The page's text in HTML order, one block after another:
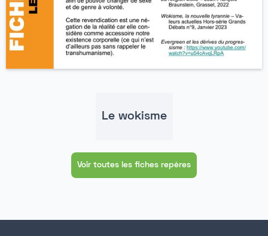
Le wokisme
Voir toutes les fiches repères